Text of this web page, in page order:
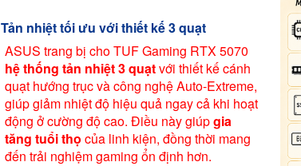
Tản nhiệt tối ưu với thiết kế 3 quạt
ASUS trang bị cho TUF Gaming RTX 5070
hệ thống tản nhiệt 3 quạtvới thiết kế cánh
quạt hướng trục và công nghệ Auto-Extreme,
giúp giảm nhiệt độ hiệu quả ngay cả khi hoạt
động ở cường độ cao. Điều này giúpgia
tăng tuổi thọ của linh kiện, đồng thời mang
đến trải nghiệm gaming ổn định hơn.